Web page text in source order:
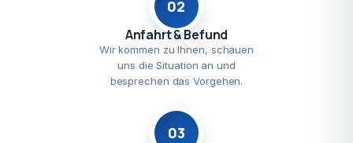
02
Anfahrt & Befund
Wir kommen zu Ihnen, schauen
uns die Situation an und
besprechen das Vorgehen.
03